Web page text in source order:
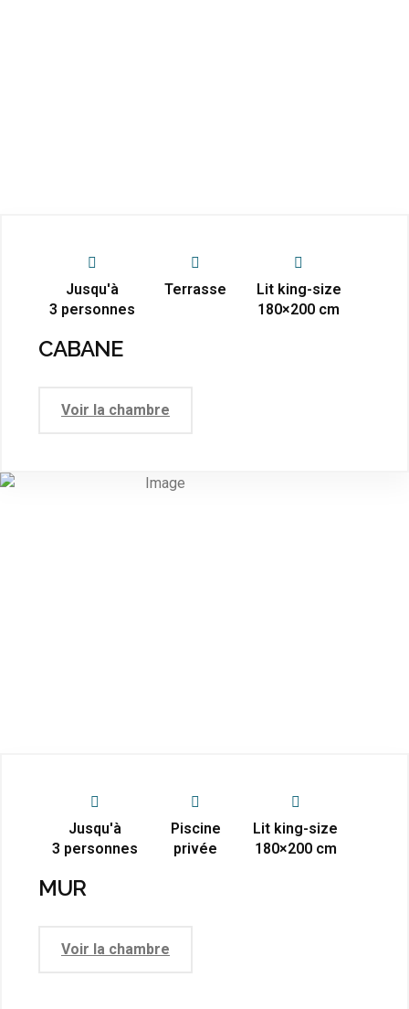
Jusqu'à
3 personnes
Terrasse
Lit king-size
180×200 cm
CABANE
Voir la chambre
Jusqu'à
3 personnes
Piscine
privée
Lit king-size
180×200 cm
MUR
Voir la chambre